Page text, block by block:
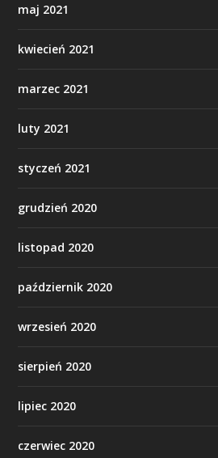
maj 2021
kwiecień 2021
marzec 2021
luty 2021
styczeń 2021
grudzień 2020
listopad 2020
październik 2020
wrzesień 2020
sierpień 2020
lipiec 2020
czerwiec 2020